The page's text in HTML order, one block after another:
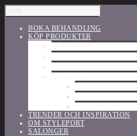
BOKA BEHANDLING
KÖP PRODUKTER
TRENDER OCH INSPIRATION
OM STYLEPORT
SALONGER